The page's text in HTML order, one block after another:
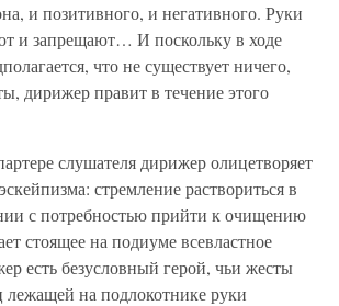
и позитивного, и негативного. Руки
и запрещают… И поскольку в ходе
что не существует ничего,
дирижер правит в течение этого
слушателя дирижер олицетворяет
стремление раствориться в
с потребностью прийти к очищению
стоящее на подиуме всевластное
есть безусловный герой, чьи жесты
лежащей на подлокотнике руки